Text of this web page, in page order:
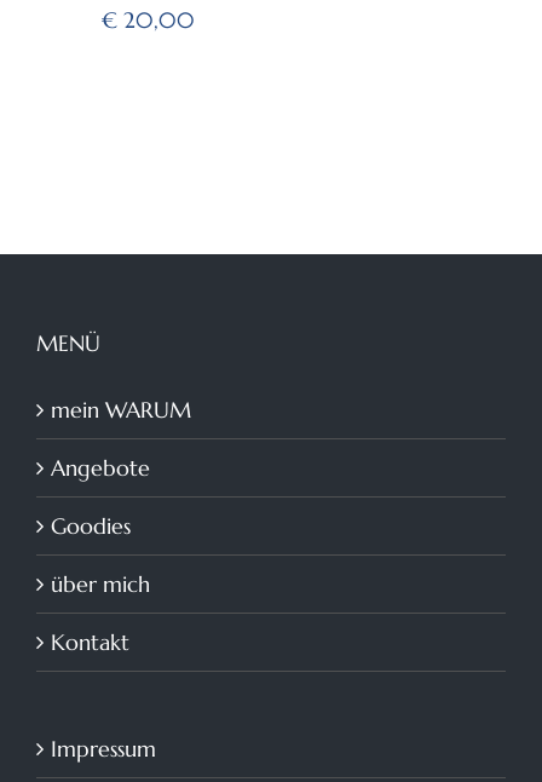
€ 20,00
MENÜ
mein WARUM
Angebote
Goodies
über mich
Kontakt
Impressum